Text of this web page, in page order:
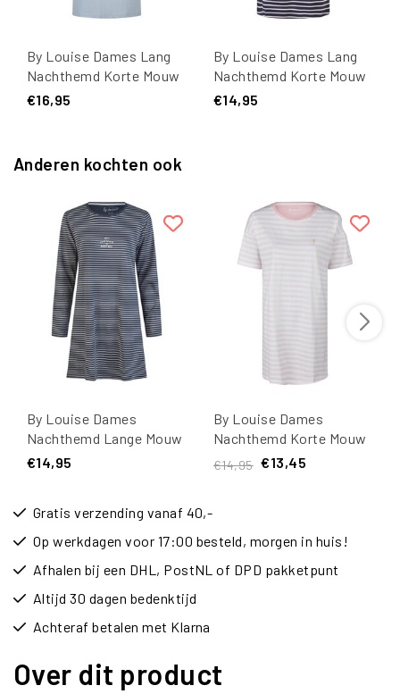
By Louise Dames Lang
Nachthemd Korte Mouw
Blauw Gestreept
€16,95
By Louise Dames Lang
Nachthemd Korte Mouw
Donkerblauw/Wit
€14,95
Anderen kochten ook
By Louise Dames
Nachthemd Lange Mouw
Katoen
€14,95
By Louise Dames
Nachthemd Korte Mouw
Roze Gestreept
€14,95 €13,45
Gratis verzending vanaf 40,-
Op werkdagen voor 17:00 besteld, morgen in huis!
Afhalen bij een DHL, PostNL of DPD pakketpunt
Altijd 30 dagen bedenktijd
Achteraf betalen met Klarna
Over dit product